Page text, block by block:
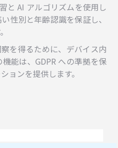
と AI アルゴリズムを使用し
性別と年齢認識を保証し、
を得るために、デバイス内
能は、GDPR への準拠を保
ョンを提供します。